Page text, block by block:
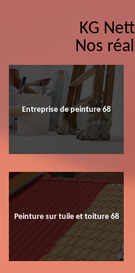
KG
Nos
Entreprise de peinture 68
Peinture sur tuile et toiture 68